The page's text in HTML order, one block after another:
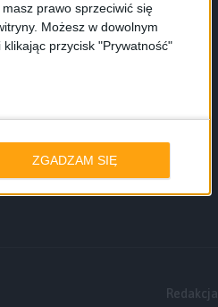
prawo sprzeciwić się
Możesz w dowolnym
przycisk "Prywatność"
ZGADZAM SIĘ
Redakcja